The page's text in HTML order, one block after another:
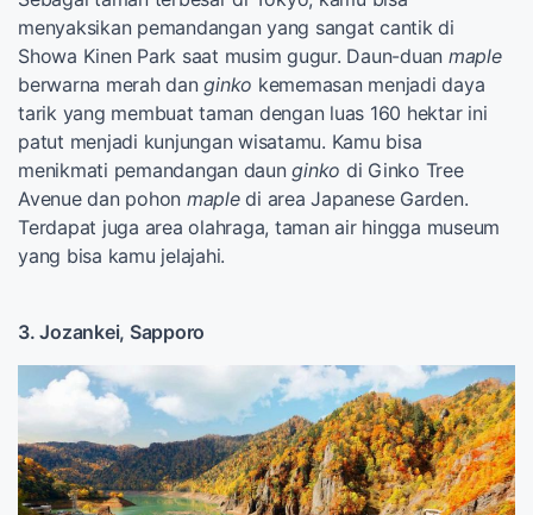
menyaksikan pemandangan yang sangat cantik di
Showa Kinen Park saat musim gugur. Daun-duan maple
berwarna merah danginko kememasan menjadi daya
tarik yang membuat taman dengan luas 160 hektar ini
patut menjadi kunjungan wisatamu. Kamu bisa
menikmati pemandangan daunginko di Ginko Tree
Avenue dan pohon mapledi area Japanese Garden.
Terdapat juga area olahraga, taman air hingga museum
yang bisa kamu jelajahi.
3. Jozankei, Sapporo